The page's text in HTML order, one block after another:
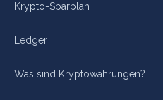
Krypto-Sparplan
Ledger
Was sind Kryptowährungen?